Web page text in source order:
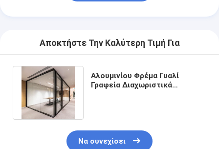
Αποκτήστε Την Καλύτερη Τιμή Για
Αλουμινίου Φρέμα Γυαλί
Γραφεία Διαχωριστικά
Να συνεχίσει